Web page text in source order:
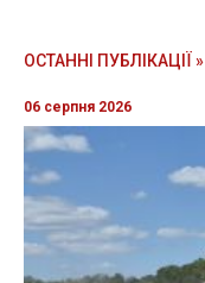
ОСТАННІ ПУБЛІКАЦІЇ »
06 серпня 2026